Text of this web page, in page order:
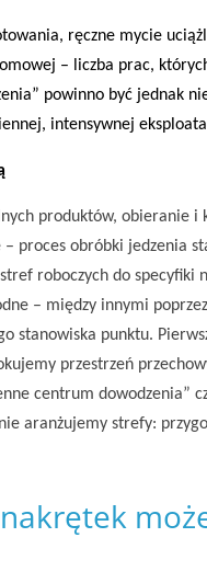
ręczne mycie
– liczba prac,
powinno być jednak
intensywnej
produktów, obieranie
proces obróbki jedzenia
roboczych do
– między innymi
stanowiska punktu.
przestrzeń
centrum dowodzenia”
aranżujemy strefy: